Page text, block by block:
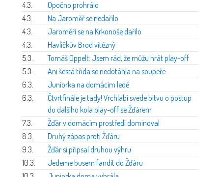
4.3.
Opočno prohrálo
4.3.
Na Jaroměř se nedařilo
4.3.
Jaroměři se na Krkonoše dařilo
4.3.
Havlíčkův Brod vítězný
5.3.
Tomáš Oppelt: Jsem rád, že můžu hrát play-off
5.3.
Ani šestá třída se nedotáhla na soupeře
6.3.
Juniorka na domácím ledě
6.3.
Čtvrtfinále je tady! Vrchlabí svede bitvu o postup
do dalšího kola play-off se Žďárem
7.3.
Žďár v domácím prostředí dominoval
8.3.
Druhý zápas proti Žďáru
9.3.
Žďár si připsal druhou výhru
10.3.
Jedeme busem fandit do Žďáru